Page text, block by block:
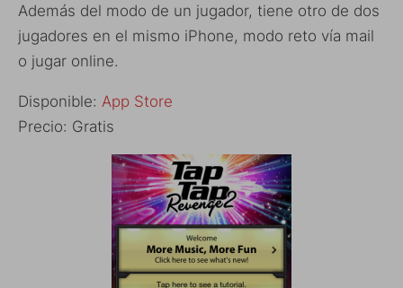
Además del modo de un jugador, tiene otro de dos
jugadores en el mismo iPhone, modo reto vía mail
o jugar online.
Disponible: App Store
Precio: Gratis